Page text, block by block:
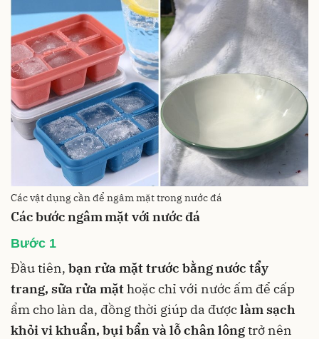
Các vật dụng cần để ngâm mặt trong nước đá
Các bước ngâm mặt với nước đá
Bước 1
Đầu tiên, bạn rửa mặt trước bằngnước tẩy
trang, sữa rửa mặthoặc chỉ với nước ấm để cấp
ẩm cho làn da, đồng thời giúp da đượclàm sạch
khỏi vi khuẩn, bụi bẩn và lỗ chân lôngtrở nên